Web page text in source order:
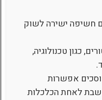
חשיפה ישירה לשוק
כגון טכנולוגיה,
אפשרות
לאחת הכלכלות